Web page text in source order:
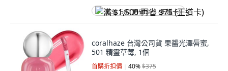
满 $1,500 再省 $75 (王道卡)
coralhaze 台灣公司貨 果醬光澤唇蜜,
501 精靈草莓, 1個
首購折扣價 40%$375